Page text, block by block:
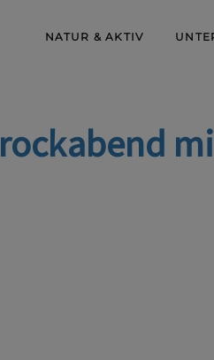
NATUR & AKTIV